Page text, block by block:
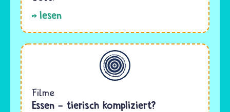
lesen
Allgemein
Filme
Essen - tierisch kompliziert?